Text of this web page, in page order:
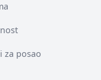
za posao